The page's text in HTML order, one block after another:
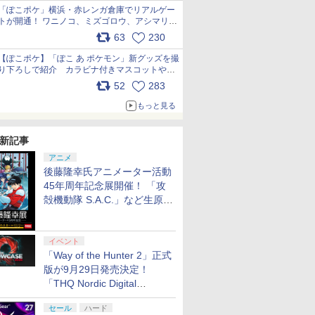
ぽこポケ」横浜・赤レンガ倉庫でリアルゲー
が開通！ ワニノコ、ミズゴロウ、アシマリ登
場シーンをレポート pic.x.com/LDgEByVl6D
63 230
ぽこポケ】「ぽこ あ ポケモン」新グッズを撮
下ろしで紹介 カラビナ付きマスコットやス
52 283
もっと見る
記事
アニメ
後藤隆幸氏アニメーター活動
45年周年記念展開催！ 「攻
殻機動隊 S.A.C.」など生原
イベント
「Way of the Hunter 2」正式
版が9月29日発売決定！
「THQ Nordic Digital
Showcase 2026」まとめ
セール ハード